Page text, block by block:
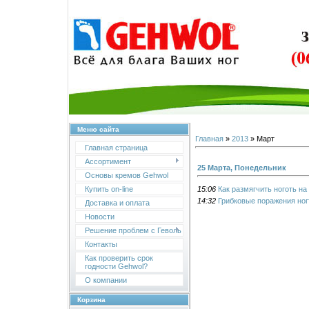
Меню сайта
Главная страница
Ассортимент
Основы кремов Gehwol
Купить on-line
Доставка и оплата
Новости
Решение проблем с Геволь
Контакты
Как проверить срок
годности Gehwol?
О компании
Корзина
Главная» 2013 » Март
25 Марта, Понедельник
15:06 Как размягчить ноготь на
14:32 Грибковые поражения